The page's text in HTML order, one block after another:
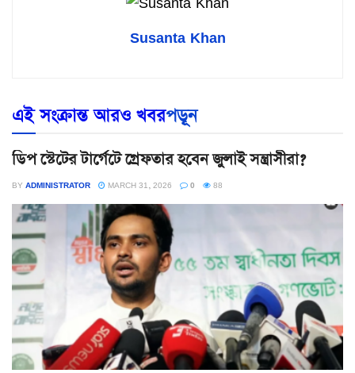
Susanta Khan
এই সংক্রান্ত আরও খবরপড়ূন
ডিপ স্টেটের টার্গেটে গ্রেফতার হবেন জুলাই সন্ত্রাসীরা?
BY ADMINISTRATOR MARCH 31, 2026 0 88